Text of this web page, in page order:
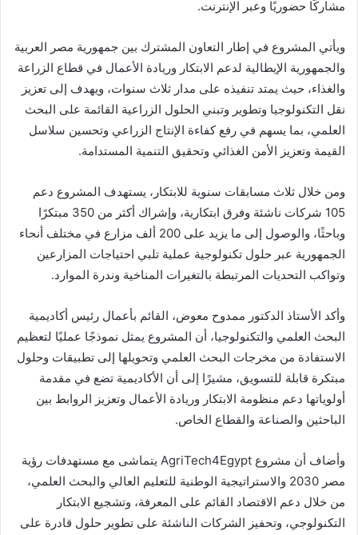
مشاركًا حضوريًا وعبر الإنترنت.
ويأتي المشروع في إطار التعاون المشترك بين جمهورية مصر العربية
والجمهورية الإيطالية لدعم الابتكار وريادة الأعمال في قطاع الزراعة
والغذاء، حيث يمتد تنفيذه على مدار ثلاث سنوات، ويهدف إلى تعزيز
نقل التكنولوجيا وتطوير وتبني الحلول الزراعية القائمة على البحث
العلمي، بما يسهم في رفع كفاءة الإنتاج الزراعي وتحسين سلاسل
القيمة وتعزيز الأمن الغذائي وتحقيق التنمية المستدامة.
ومن خلال ثلاث مسابقات سنوية للابتكار، يستهدف المشروع دعم
105 شركات ناشئة وفرق ابتكارية، وإشراك أكثر من 350 مبتكرًا
وباحثًا، والوصول إلى ما يزيد على 200 ألف مزارع في مختلف أنحاء
الجمهورية عبر حلول تكنولوجية عملية تلبي احتياجات المزارعين
وتواكب التحديات المرتبطة بالتغيرات المناخية وندرة الموارد.
وأكد الأستاذ الدكتور ممدوح معوض، القائم بأعمال رئيس أكاديمية
البحث العلمي والتكنولوجيا، أن المشروع يمثل نموذجًا عمليًا لتعظيم
الاستفادة من مخرجات البحث العلمي وتحويلها إلى تطبيقات وحلول
مبتكرة قابلة للتسويق، مشيرًا إلى أن الأكاديمية تضع في مقدمة
أولوياتها دعم منظومة الابتكار وريادة الأعمال وتعزيز الروابط بين
الباحثين والصناعة والقطاع الخاص.
وأضاف أن مشروع AgriTech4Egypt يتماشى مع مستهدفات رؤية
مصر 2030 والاستراتيجية الوطنية للتعليم العالي والبحث العلمي،
من خلال دعم الاقتصاد القائم على المعرفة، وتشجيع الابتكار
التكنولوجي، وتحفيز الشركات الناشئة على تطوير حلول قادرة على